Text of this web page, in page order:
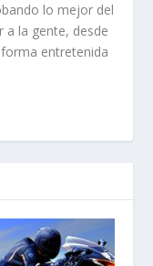
lo mejor del
a la gente, desde
entretenida